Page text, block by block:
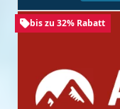
bis zu 32% Rabatt